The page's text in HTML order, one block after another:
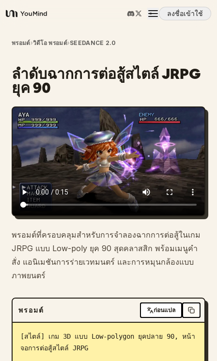
YouMind
ลงชื่อเข้าใช้
ภาพรวม
กรณีการใช้งาน
ทักษะ
พรอมต์
ราคา
ดาวน์โหลด
บล็อก
อัปเดต
พรอมต์›วิดีโอ พรอมต์›SEEDANCE 2.0
ลำดับฉากการต่อสู้สไตล์ JRPG
ยุค 90
พรอมต์ที่ครอบคลุมสำหรับการจำลองฉากการต่อสู้ในเกม
JRPG แบบ Low-poly ยุค 90 สุดคลาสสิก พร้อมเมนูคำ
สั่ง แอนิเมชันการร่ายเวทมนตร์ และการหมุนกล้องแบบ
ภาพยนตร์
พรอมต์ ก่อนแปล
[สไตล์] เกม 3D แบบ Low-polygon ยุคปลาย 90, หน้า
จอการต่อสู้สไตล์ JRPG